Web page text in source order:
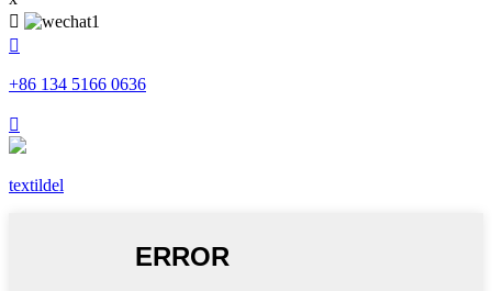


+86 134 5166 0636

textildel